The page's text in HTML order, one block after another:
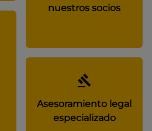
nuestros socios
Asesoramiento legal
especializado